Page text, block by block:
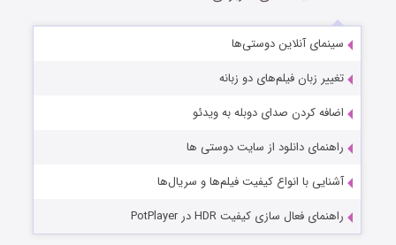
سینمای آنلاین دوستی‌ها
تغییر زبان فیلم‌های دو زبانه
اضافه کردن صدای دوبله به ویدئو
راهنمای دانلود از سایت دوستی ها
آشنایی با انواع کیفیت فیلم‌ها و سریال‌ها
راهنمای فعال سازی کیفیت HDR در PotPlayer